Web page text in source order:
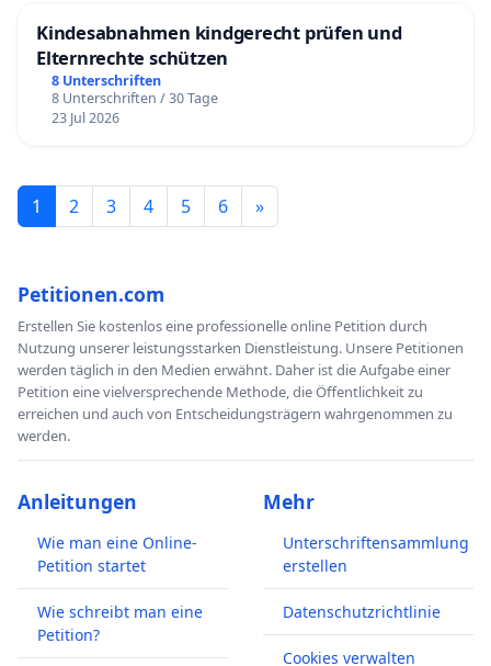
Kindesabnahmen kindgerecht prüfen und
Elternrechte schützen
8 Unterschriften
8 Unterschriften / 30 Tage
23 Jul 2026
1 2 3 4 5 6 »
Petitionen.com
Erstellen Sie kostenlos eine professionelle online Petition durch
Nutzung unserer leistungsstarken Dienstleistung. Unsere Petitionen
werden täglich in den Medien erwähnt. Daher ist die Aufgabe einer
Petition eine vielversprechende Methode, die Öffentlichkeit zu
erreichen und auch von Entscheidungsträgern wahrgenommen zu
werden.
Anleitungen
Wie man eine Online-
Petition startet
Wie schreibt man eine
Petition?
Mehr
Unterschriftensammlung
erstellen
Datenschutzrichtlinie
Cookies verwalten